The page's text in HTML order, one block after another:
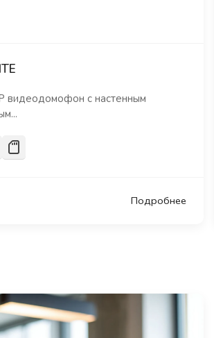
видеодомофон с настенным
Подробнее